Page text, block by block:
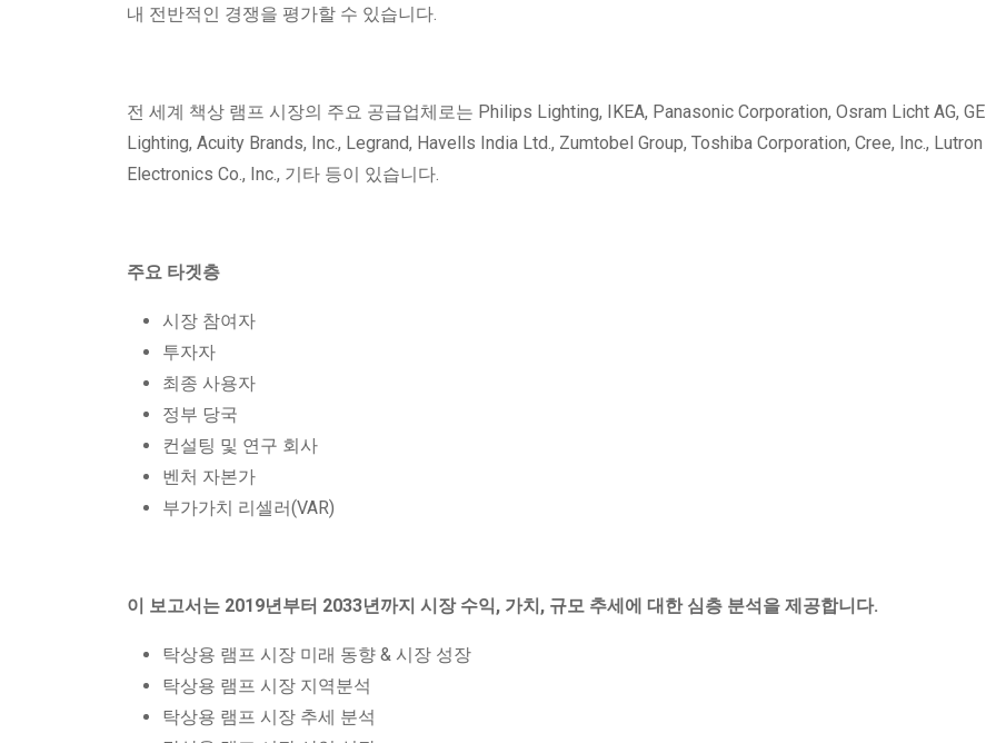
내 전반적인 경쟁을 평가할 수 있습니다.
전 세계 책상 램프 시장의 주요 공급업체로는 Philips Lighting, IKEA, Panasonic Corporation, Osram Licht AG, GE
Lighting, Acuity Brands, Inc., Legrand, Havells India Ltd., Zumtobel Group, Toshiba Corporation, Cree, Inc., Lutron
Electronics Co., Inc., 기타 등이 있습니다.
주요 타겟층
시장 참여자
투자자
최종 사용자
정부 당국
컨설팅 및 연구 회사
벤처 자본가
부가가치 리셀러(VAR)
이 보고서는 2019년부터 2033년까지 시장 수익, 가치, 규모 추세에 대한 심층 분석을 제공합니다.
탁상용 램프 시장 미래 동향 & 시장 성장
탁상용 램프 시장 지역분석
탁상용 램프 시장 추세 분석